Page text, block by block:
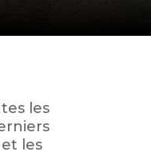
les
les